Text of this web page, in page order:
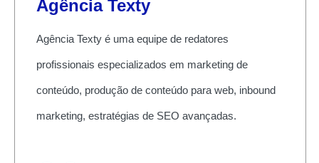
Agência Texty
Agência Texty é uma equipe de redatores
profissionais especializados em marketing de
conteúdo, produção de conteúdo para web, inbound
marketing, estratégias de SEO avançadas.